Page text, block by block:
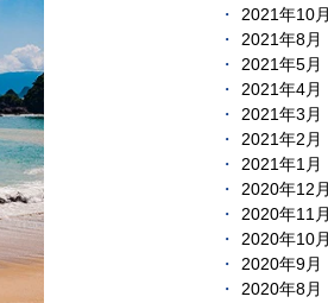
2021年10月
2021年8月
2021年5月
2021年4月
2021年3月
2021年2月
2021年1月
2020年12月
2020年11月
2020年10月
2020年9月
2020年8月